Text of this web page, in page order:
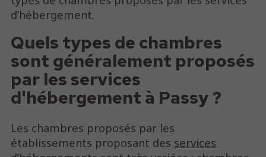
d’hébergement.
Quels types de chambres
sont généralement proposés
par les services
d'hébergement à Passy ?
Les chambres proposés par les
établissements proposant des services